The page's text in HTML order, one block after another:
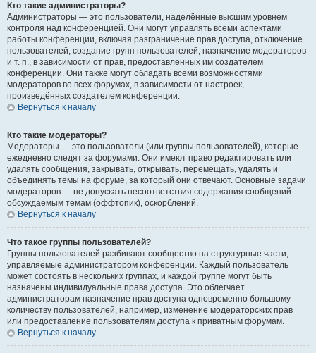
Кто такие администраторы?
Администраторы — это пользователи, наделённые высшим уровнем
контроля над конференцией. Они могут управлять всеми аспектами
работы конференции, включая разграничение прав доступа, отключение
пользователей, создание групп пользователей, назначение модераторов
и т. п., в зависимости от прав, предоставленных им создателем
конференции. Они также могут обладать всеми возможностями
модераторов во всех форумах, в зависимости от настроек,
произведённых создателем конференции.
Вернуться к началу
Кто такие модераторы?
Модераторы — это пользователи (или группы пользователей), которые
ежедневно следят за форумами. Они имеют право редактировать или
удалять сообщения, закрывать, открывать, перемещать, удалять и
объединять темы на форуме, за который они отвечают. Основные задачи
модераторов — не допускать несоответствия содержания сообщений
обсуждаемым темам (оффтопик), оскорблений.
Вернуться к началу
Что такое группы пользователей?
Группы пользователей разбивают сообщество на структурные части,
управляемые администратором конференции. Каждый пользователь
может состоять в нескольких группах, и каждой группе могут быть
назначены индивидуальные права доступа. Это облегчает
администраторам назначение прав доступа одновременно большому
количеству пользователей, например, изменение модераторских прав
или предоставление пользователям доступа к приватным форумам.
Вернуться к началу